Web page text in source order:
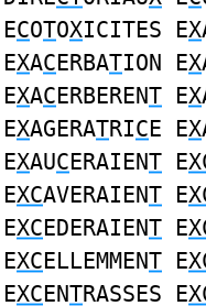
ECOTOXICITES EX
EXACERBATION EX
EXACERBERENT EX
EXAGERATRICE EX
EXAUCERAIENT E
EXCAVERAIENT E
EXCEDERAIENT E
EXCELLEMMENT E
EXCENTRASSES E